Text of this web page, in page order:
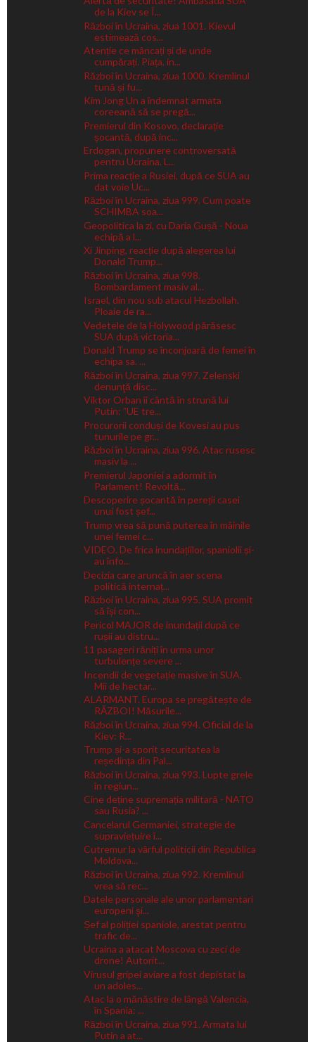
de la Kiev se Î...
Război în Ucraina, ziua 1001. Kievul
estimează cos...
Atenție ce mâncați și de unde
cumpărați. Piața, in...
Război în Ucraina, ziua 1000. Kremlinul
tună și fu...
Kim Jong Un a îndemnat armata
coreeană să se pregă...
Premierul din Kosovo, declarație
șocantă, după inc...
Erdogan, propunere controversată
pentru Ucraina. L...
Prima reacție a Rusiei, după ce SUA au
dat voie Uc...
Război în Ucraina, ziua 999. Cum poate
SCHIMBA soa...
Geopolitica la zi, cu Daria Gușă - Noua
echipă a l...
Xi Jinping, reacție după alegerea lui
Donald Trump...
Război în Ucraina, ziua 998.
Bombardament masiv al...
Israel, din nou sub atacul Hezbollah.
Ploaie de ra...
Vedetele de la Holywood părăsesc
SUA după victoria...
Donald Trump se înconjoară de femei în
echipa sa. ...
Război în Ucraina, ziua 997. Zelenski
denunţă disc...
Viktor Orban îi cântă în strună lui
Putin: ”UE tre...
Procurorii conduși de Kovesi au pus
tunurile pe gr...
Război în Ucraina, ziua 996. Atac rusesc
masiv la ...
Premierul Japoniei a adormit în
Parlament! Revoltă...
Descoperire șocantă în pereții casei
unui fost șef...
Trump vrea să pună puterea în mâinile
unei femei c...
VIDEO. De frica inundațiilor, spaniolii și-
au înfo...
Decizia care aruncă în aer scena
politică internaț...
Război în Ucraina, ziua 995. SUA promit
să își con...
Pericol MAJOR de inundații după ce
rușii au distru...
11 pasageri răniți în urma unor
turbulențe severe ...
Incendii de vegetație masive în SUA.
Mii de hectar...
ALARMANT. Europa se pregătește de
RĂZBOI! Măsurile...
Război în Ucraina, ziua 994. Oficial de la
Kiev: R...
Trump și-a sporit securitatea la
reședința din Pal...
Război în Ucraina, ziua 993. Lupte grele
în regiun...
Cine deține supremația militară - NATO
sau Rusia? ...
Cancelarul Germaniei, strategie de
supraviețuire î...
Cutremur la vârful politicii din Republica
Moldova...
Război în Ucraina, ziua 992. Kremlinul
vrea să rec...
Datele personale ale unor parlamentari
europeni şi...
Șef al poliției spaniole, arestat pentru
trafic de...
Ucraina a atacat Moscova cu zeci de
drone! Autorit...
Virusul gripei aviare a fost depistat la
un adoles...
Atac la o mănăstire de lângă Valencia,
în Spania: ...
Război în Ucraina, ziua 991. Armata lui
Putin a at...